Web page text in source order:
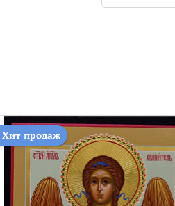
Хит продаж